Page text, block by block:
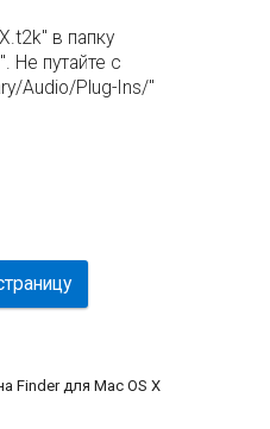
в папку
Не путайте с
Audio/Plug-Ins/"
Finder для Mac OS X